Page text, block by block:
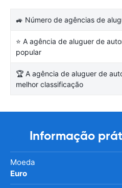
🚙 Número de agências de
⭐ A agência de aluguer de
popular
🏆 A agência de aluguer de
melhor classificação
Informação
Moeda
Euro